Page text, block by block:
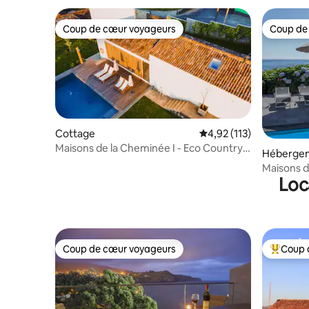
Coup de cœur voyageurs
Coup de cœur voyageurs
Cottage Évaluation moyenne
4,92 (113)
Maisons de la Cheminée I - Eco Country
Coup
Coup
Maisons
Coup de cœur voyageurs
Coup de cœur voyageurs Coups
Coup